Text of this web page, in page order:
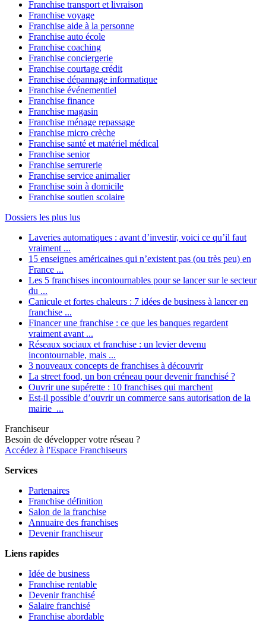
Franchise transport et livraison
Franchise voyage
Franchise aide à la personne
Franchise auto école
Franchise coaching
Franchise conciergerie
Franchise courtage crédit
Franchise dépannage informatique
Franchise événementiel
Franchise finance
Franchise magasin
Franchise ménage repassage
Franchise micro crèche
Franchise santé et matériel médical
Franchise senior
Franchise serrurerie
Franchise service animalier
Franchise soin à domicile
Franchise soutien scolaire
Dossiers les plus lus
Laveries automatiques : avant d’investir, voici ce qu’il faut
vraiment ...
15 enseignes américaines qui n’existent pas (ou très peu) en
France ...
Les 5 franchises incontournables pour se lancer sur le secteur
du ...
Canicule et fortes chaleurs : 7 idées de business à lancer en
franchise ...
Financer une franchise : ce que les banques regardent
vraiment avant ...
Réseaux sociaux et franchise : un levier devenu
incontournable, mais ...
3 nouveaux concepts de franchises à découvrir
La street food, un bon créneau pour devenir franchisé ?
Ouvrir une supérette : 10 franchises qui marchent
Est-il possible d’ouvrir un commerce sans autorisation de la
mairie ...
Franchiseur
Besoin de développer votre réseau ?
Accédez à l'Espace Franchiseurs
Services
Partenaires
Franchise définition
Salon de la franchise
Annuaire des franchises
Devenir franchiseur
Liens rapides
Idée de business
Franchise rentable
Devenir franchisé
Salaire franchisé
Franchise abordable